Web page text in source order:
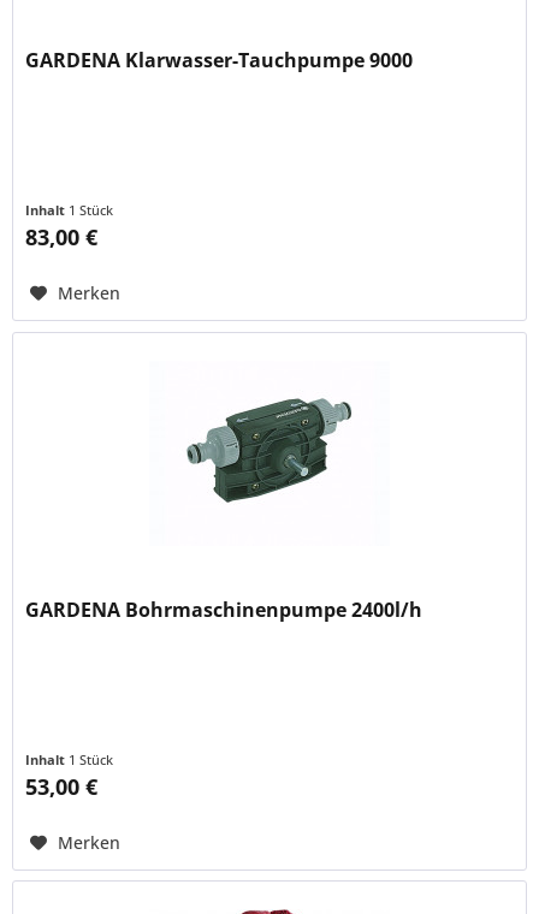
GARDENA Klarwasser-Tauchpumpe 9000
Inhalt 1 Stück
83,00 €
Merken
GARDENA Bohrmaschinenpumpe 2400l/h
Inhalt 1 Stück
53,00 €
Merken